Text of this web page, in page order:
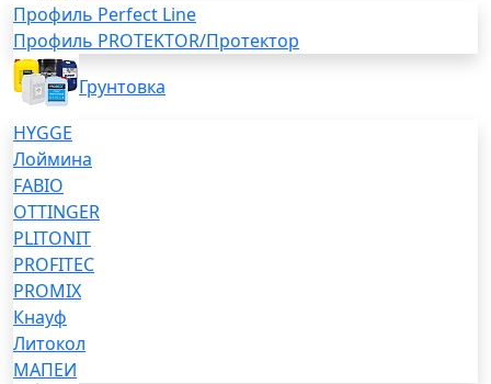
Профиль Perfect Line
Профиль PROTEKTOR/Протектор
Грунтовка
HYGGE
Лоймина
FABIO
OTTINGER
PLITONIT
PROFITEC
PROMIX
Кнауф
Литокол
МАПЕИ